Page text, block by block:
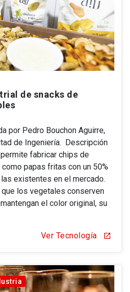
de snacks de
por Pedro Bouchon Aguirre,
de Ingeniería. Descripción
fabricar chips de
papas fritas con un 50%
existentes en el mercado.
los vegetales conserven
el color original, su
Ver Tecnología open_in_new